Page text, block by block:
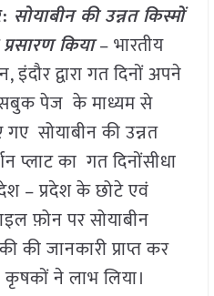
सोयाबीन की उन्नत किस्मों
किया– भारतीय
द्वारा गत दिनों अपने
पेज के माध्यम से
गए सोयाबीन की उन्नत
प्लाट का गत दिनोंसीधा
– प्रदेश के छोटे एवं
फ़ोन पर सोयाबीन
की जानकारी प्राप्त कर
ने लाभ लिया।